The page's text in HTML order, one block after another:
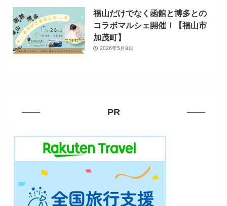
福山だけでなく函館と博多との
コラボマルシェ開催！【福山市
加茂町】
2026年5月8日
PR